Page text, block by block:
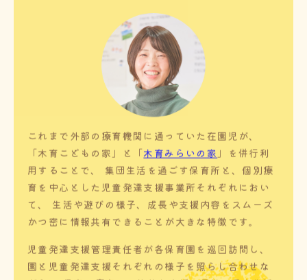
これまで外部の療育機関に通っていた在園児が、
「木育こどもの家」と「木育みらいの家 」を併行利
用することで、 集団生活を過ごす保育所と、個別療
育を中心とした児童発達支援事業所それぞれにおい
て、 生活や遊びの様子、成長や支援内容をスムーズ
かつ密に情報共有できることが大きな特徴です。
児童発達支援管理責任者が各保育園を巡回訪問し、
園と児童発達支援それぞれの様子を照らし合わせな